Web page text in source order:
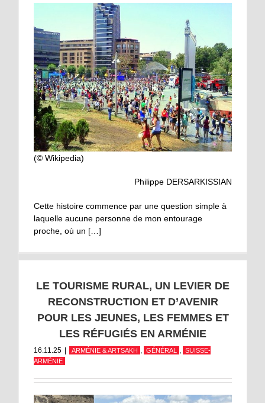
(© Wikipedia)
Philippe DERSARKISSIAN
Cette histoire commence par une question simple à
laquelle aucune personne de mon entourage
proche, où un […]
LE TOURISME RURAL, UN LEVIER DE
RECONSTRUCTION ET D’AVENIR
POUR LES JEUNES, LES FEMMES ET
LES RÉFUGIÉS EN ARMÉNIE
16.11.25 ARMÉNIE & ARTSAKH , GÉNÉRAL , SUISSE-
ARMÉNIE